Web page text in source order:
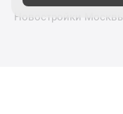
Новостройки